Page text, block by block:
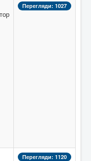
Перегляди: 1027
Перегляди: 1120